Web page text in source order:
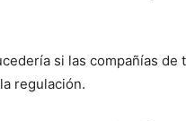
si las compañías
regulación.